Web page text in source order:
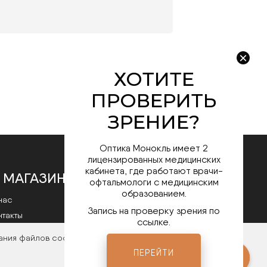
файлов cookies. Чтобы ознакомиться с нашими
лицензированных медицинских
кабинета, где работают врачи-
офтальмологи с медицинским
образованием.
Запись на проверку зрения по
ссылке.